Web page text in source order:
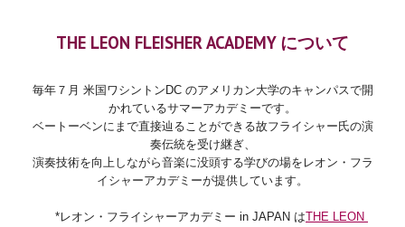
THE LEON FLEISHER ACADEMY について
毎年７月 米国ワシントンDC のアメリカン大学のキャンパスで開
かれているサマーアカデミーです。
ベートーベンにまで直接辿ることができる故フライシャー氏の演
奏伝統を受け継ぎ、
演奏技術を向上しながら音楽に没頭する学びの場をレオン・フラ
イシャーアカデミーが提供しています。
*レオン・フライシャーアカデミー in JAPAN はTHE LEON